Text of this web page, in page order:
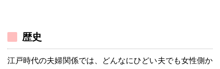
歴史
江戸時代の夫婦関係では、どんなにひどい夫でも女性側か